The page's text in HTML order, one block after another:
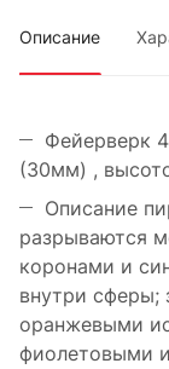
Описание
Фейерверк
(30мм) ,
Описание
разрываются
коронами и
внутри сферы;
оранжевыми
фиолетовыми